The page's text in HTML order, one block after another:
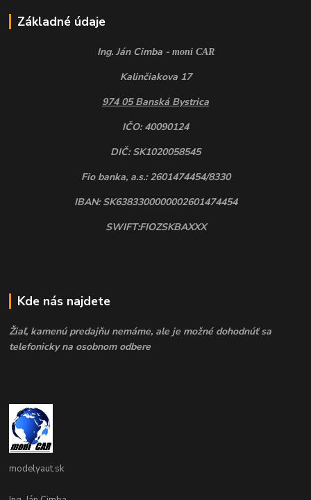
Základné údaje
Ing. Ján Cimba - moni CAR
Kalinčiakova 17
974 05 Banská Bystrica
IČO: 40090124
DIČ: SK1020058545
Fio banka, a.s.: 2601474454/8330
IBAN: SK6383300000002601474454
SWIFT:FIOZSKBAXXX
Kde nás najdete
Žiaľ, kamenú predajňu nemáme, ale je možné dohodnúť sa
telefonicky na osobnom odbere
modelyaut.sk